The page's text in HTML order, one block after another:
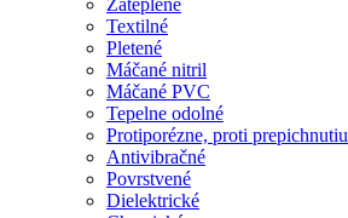
Textilné
Pletené
Máčané nitril
Máčané PVC
Tepelne odolné
Protiporézne, proti prepichnutiu
Antivibračné
Povrstvené
Dielektrické